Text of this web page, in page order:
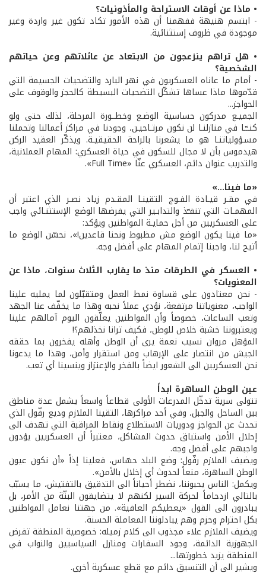
• ماذا عن أوقات الاستراحة والمأذونيات؟
- ابتسم هنيهة ففهمنا أن هذه الأمور تكاد تكون غير واردة وغير
موجودة في ظروف إستثنائية.
• هل تراهم ينزعجون من الابتعاد عن عائلاتهم وعن حياتهم
الشخصية؟
- أمام ما عاناه العسكريون في نهر البارد والتضحيات الجسيمة التي
قدّموها ماذا عساها تشكّل التضحيات البسيطة كالحجز والوقوف على
الحواجز...
الجميـع مدركون حساسية الوضـع وخطــورة المرحلة، لذلك حتى ولو
كنــّـا في منازلنـا لن نكون مرتـاحيـن، وجودنا في مراكز أعمالنا وتحملنا
مسـؤولياتنـا هو ما يشعرنا بالراحة الحقيقيـة. ويذكّر العقيد الركن
هيدموس بأن لا مجال للسكون في حياة العسكري: المهام العملانية،
والتدريب عنوان دائم، العسكري عنّا «Full Time».
«ما فينا...»
في مقـر قيـادة الفـوج التقينـا المقـدم زياد نصـر الذي اعتبر أن
المهمـات التي تنفـّذ والتدابـير التي يفرضها الوضع الإستثنـائي واجب
على العسكريين من أجل حمايـة المواطنين ويؤكد:
«ما فينا يكون الوضع مش مظبوط ونحنا قاعدين!»، نحسّن الوضع ما
أتيح لنا، واجبنا إتمام المهام على أفضل وجه.
• العسكر في الطرقات منذ ما يقارب الثلاث سنوات، ماذا عن
المعنويات؟
- نحن معتادون على قساوة نمط العمل ومتقبّلون لما يمليه علينا
الواجب، معنوياتنا مرتفعة، نؤدي عملاً نحبه وهذا ما يخفّف عنا الجهد
وتعب الساعات، خصوصاً وأن المواطنين يعلّقون اليوم آمالهم علينا
ويعتبروننا خشبة خلاص للوطن، فكيف ترانا نخذلهم؟!
المؤهل مروان نسيب نعمة يرى أن الوطن وأهله يفخرون بما حققه
الجيش من انتصار على الإرهاب ومن استقرار وأمن، وهذا ما يدعونا
نحن العسكريين الى الشعور ايضاً بالفخر والإعتزاز وينسينا أي تعب.
عين الوطن الساهرة ابداً
تتولى سرية تدخّل المدرعات الأولى قطاعاً واسعاً يشمل عدة مناطق
بين الساحل والجبل، وفي أحد مراكزها، التقينا الملازم وديع رفّول الذي
تحدث عن الحواجز ودوريات الاستطلاع ونقاط المراقبة التي تهدف الى
إحلال الأمن واستباق حدوث المشاكل، معتبراً أن العسكريين يؤدون
واجبهم على أفضل وجه.
ويضيف الملازم رفّول: وضع البلد حسّاس، فعلينا إذاً «أن نكون عيون
الوطن الساهرة، منعاً لحدوث أي إخلال بالأمن».
ويكمل: الناس يحبوننا، نضطر أحياناً الى التدقيق بالتفتيش، ما يسبّب
بالتالي ازدحاماً لحركة السير لكنهم لا يتضايقون البتّة من الأمر، بل
يبادرون الى القول «يعطيكم العافية». من جهتنا نعامل المواطنين
بكل احترام وحزم وهم يبادلوننا المعاملة الحسنة.
ويضيف الملازم علاء مجذوب الى كلام زميله: خصوصية المنطقة تفرض
الجهوزية الدائمة، وجود السفارات ومنازل السياسيين والنواب في
المنطقة يزيد خطورتها...
ويشير الى أن التنسيق دائم مع قطع عسكرية أخرى.